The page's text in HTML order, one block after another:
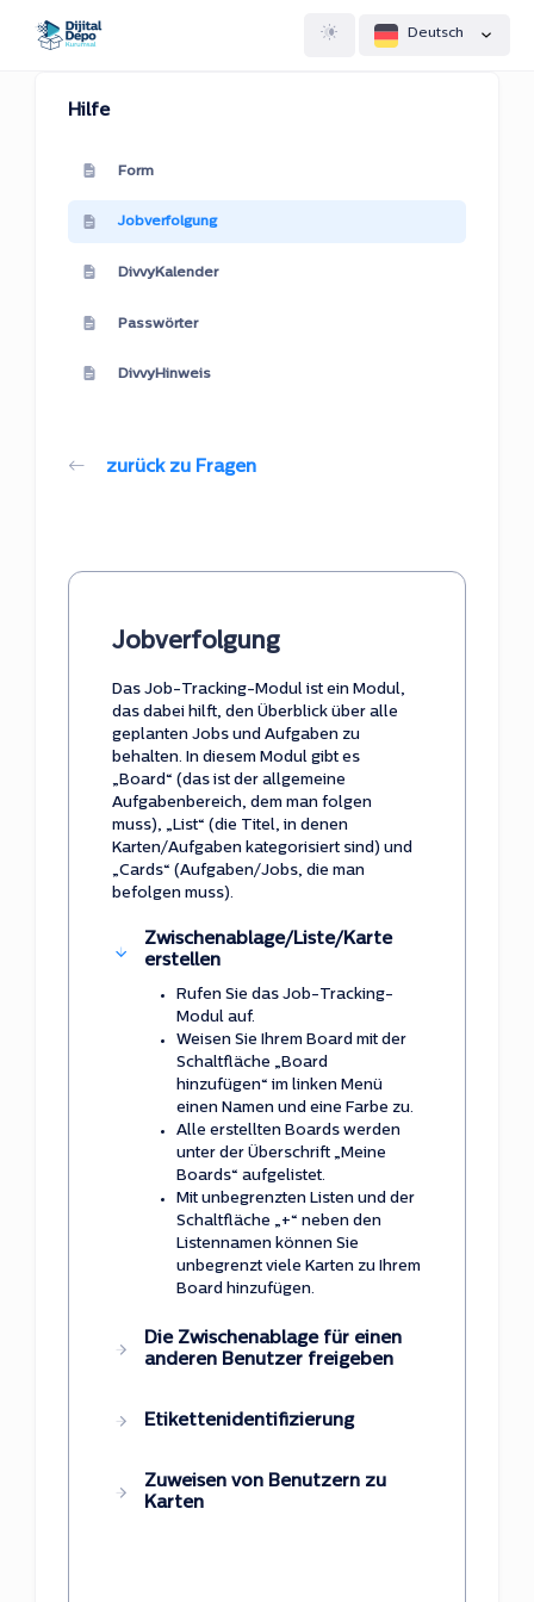
Deutsch
Hilfe
Form
Jobverfolgung
DivvyKalender
Passwörter
DivvyHinweis
zurück zu Fragen
Jobverfolgung
Das Job-Tracking-Modul ist ein Modul,
das dabei hilft, den Überblick über alle
geplanten Jobs und Aufgaben zu
behalten. In diesem Modul gibt es
„Board“ (das ist der allgemeine
Aufgabenbereich, dem man folgen
muss), „List“ (die Titel, in denen
Karten/Aufgaben kategorisiert sind) und
„Cards“ (Aufgaben/Jobs, die man
befolgen muss).
Zwischenablage/Liste/Karte
erstellen
Rufen Sie das Job-Tracking-
Modul auf.
Weisen Sie Ihrem Board mit der
Schaltfläche „Board
hinzufügen“ im linken Menü
einen Namen und eine Farbe zu.
Alle erstellten Boards werden
unter der Überschrift „Meine
Boards“ aufgelistet.
Mit unbegrenzten Listen und der
Schaltfläche „+“ neben den
Listennamen können Sie
unbegrenzt viele Karten zu Ihrem
Board hinzufügen.
Die Zwischenablage für einen
anderen Benutzer freigeben
Etikettenidentifizierung
Zuweisen von Benutzern zu
Karten